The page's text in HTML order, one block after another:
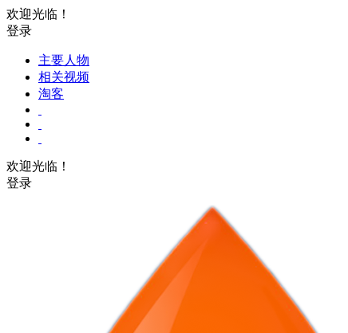
欢迎光临！
登录
主要人物
相关视频
淘客
欢迎光临！
登录